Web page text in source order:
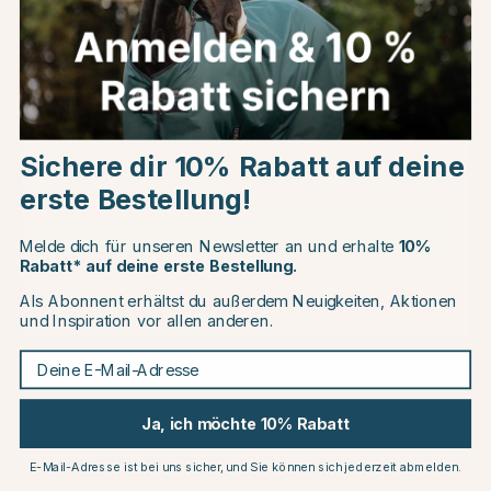
Kundenbewertungen
Andere Produkte, die Ihnen gefallen könnten
10
Schabracke E-Logo Schwarz
€172.75 €191.95
Schabracke E-Logo Schwarz
€159.26 €176.95
Choose country
EU
CHANGE COUNTRY
Continue to equinest.de
Sichere dir 10% Rabatt auf deine
erste Bestellung!
Melde dich für unseren Newsletter an und erhalte 10%
Rabatt* auf deine erste Bestellung.
Als Abonnent erhältst du außerdem Neuigkeiten, Aktionen
und Inspiration vor allen anderen.
Deine E-Mail-Adresse
Ja, ich möchte 10% Rabatt
E-Mail-Adresse ist bei uns sicher, und Sie können sich jederzeit abmelden.